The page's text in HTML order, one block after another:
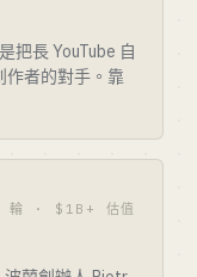
把長 YouTube 自
作者的對手。靠
· $1B+ 估值